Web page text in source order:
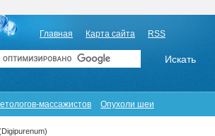
Главная Карта сайта RSS
массажистов Опухоли шеи